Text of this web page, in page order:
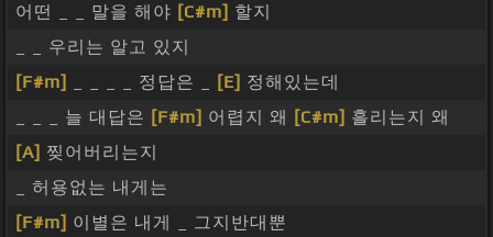
어떤 _ _ 말을 해야 [C#m] 할지
_ _ 우리는 알고 있지
[F#m]
_ _ _ _ 정답은 _ [E] 정해있는데
_ _ _ 늘 대답은 [F#m] 어렵지 왜 [C#m] 흘리는지 왜
[A] 찢어버리는지
_ 허용없는 내게는
[F#m] 이별은 내게 _ 그지반대뿐